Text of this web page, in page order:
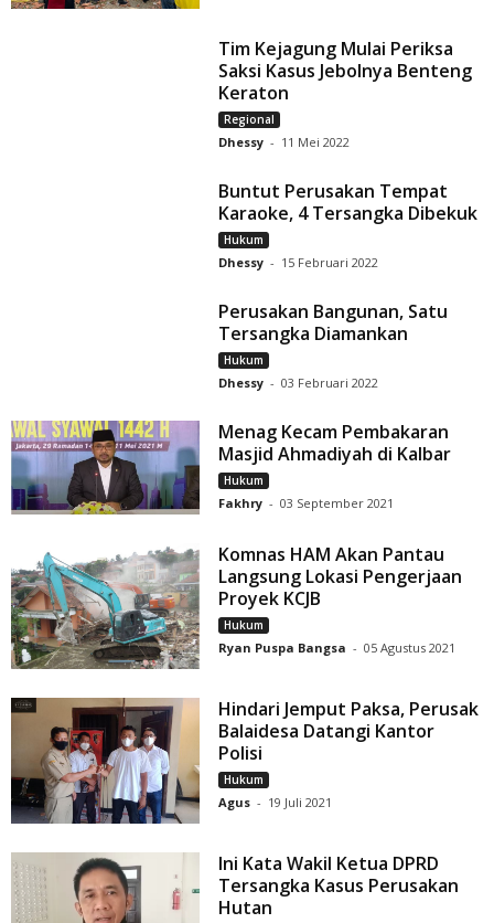
Tim Kejagung Mulai Periksa
Saksi Kasus Jebolnya Benteng
Keraton
Regional
Dhessy - 11 Mei 2022
Buntut Perusakan Tempat
Karaoke, 4 Tersangka Dibekuk
Hukum
Dhessy - 15 Februari 2022
Perusakan Bangunan, Satu
Tersangka Diamankan
Hukum
Dhessy - 03 Februari 2022
Menag Kecam Pembakaran
Masjid Ahmadiyah di Kalbar
Hukum
Fakhry - 03 September 2021
Komnas HAM Akan Pantau
Langsung Lokasi Pengerjaan
Proyek KCJB
Hukum
Ryan Puspa Bangsa - 05 Agustus 2021
Hindari Jemput Paksa, Perusak
Balaidesa Datangi Kantor
Polisi
Hukum
Agus - 19 Juli 2021
Ini Kata Wakil Ketua DPRD
Tersangka Kasus Perusakan
Hutan